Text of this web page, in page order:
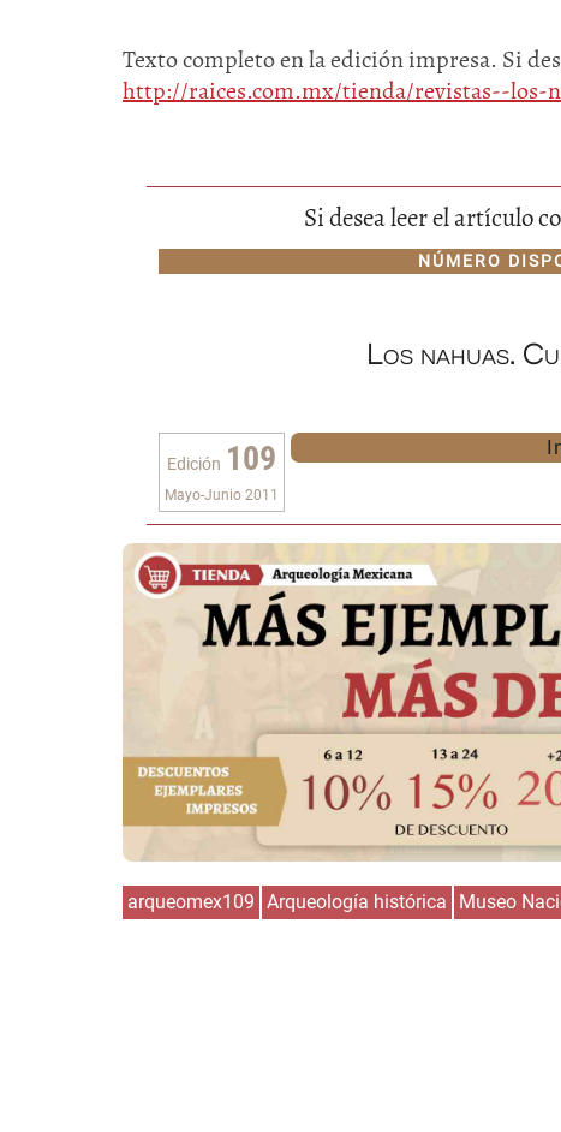
Texto completo en la edición impresa. Si
http://raices.com.mx/tienda/revistas--los-
Si desea leer el artículo
NÚMERO
Los nahuas.
Edición 109
Mayo-Junio 2011
arqueomex109 Arqueología histórica Museo